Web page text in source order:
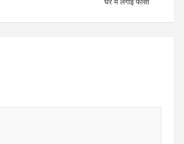
घर में लगाई फांसी